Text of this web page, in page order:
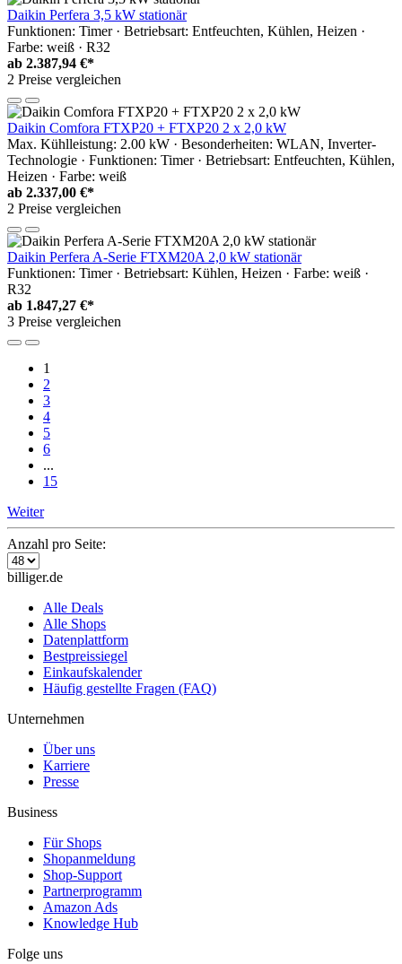
Daikin Perfera 3,5 kW stationär
Funktionen: Timer · Betriebsart: Entfeuchten, Kühlen, Heizen ·
Farbe: weiß · R32
ab 2.387,94 €*
2 Preise vergleichen
Daikin Comfora FTXP20 + FTXP20 2 x 2,0 kW
Max. Kühlleistung: 2.00 kW · Besonderheiten: WLAN, Inverter-
Technologie · Funktionen: Timer · Betriebsart: Entfeuchten, Kühlen,
Heizen · Farbe: weiß
ab 2.337,00 €*
2 Preise vergleichen
Daikin Perfera A-Serie FTXM20A 2,0 kW stationär
Funktionen: Timer · Betriebsart: Kühlen, Heizen · Farbe: weiß ·
R32
ab 1.847,27 €*
3 Preise vergleichen
1
2
3
4
5
6
...
15
Weiter
Anzahl pro Seite:
billiger.de
Alle Deals
Alle Shops
Datenplattform
Bestpreissiegel
Einkaufskalender
Häufig gestellte Fragen (FAQ)
Unternehmen
Über uns
Karriere
Presse
Business
Für Shops
Shopanmeldung
Shop-Support
Partnerprogramm
Amazon Ads
Knowledge Hub
Folge uns